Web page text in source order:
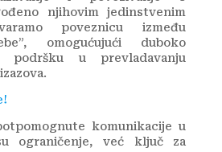
njihovim jedinstvenim
poveznicu između
omogućujući duboko
podršku u prevladavanju
komunikacije u
ograničenje, već ključ za